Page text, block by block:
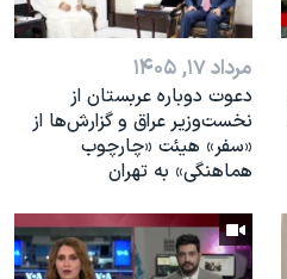
مرداد ۱۷, ۱۴۰۵
دعوت دوباره عربستان از
نخست‌وزیر عراق و گزارش‌ها از
«سفر» هیئت «چارچوب
هماهنگی» به تهران